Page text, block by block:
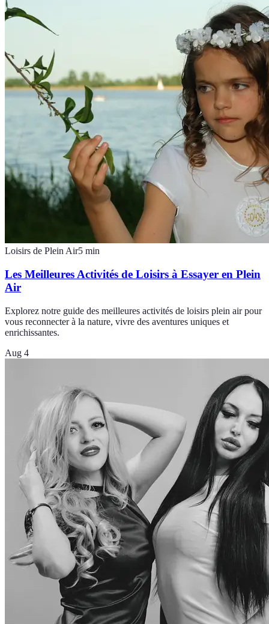
Loisirs de Plein Air5 min
Les Meilleures Activités de Loisirs à Essayer en Plein
Air
Explorez notre guide des meilleures activités de loisirs plein air pour
vous reconnecter à la nature, vivre des aventures uniques et
enrichissantes.
Aug 4